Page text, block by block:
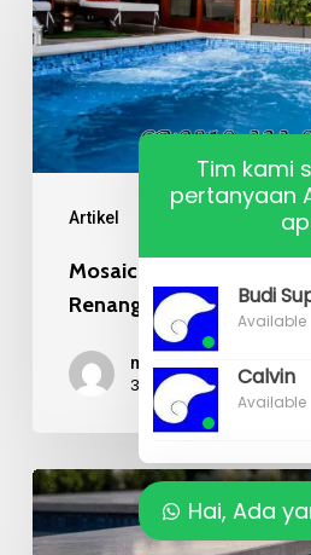
Artikel
Recycle
pada
Kolam
Renang
Mosaic Kaca Recycle
Renang Mewah
mr budi
31/07/2026
Kualitas
Material
Tim kami
pertanyaan
Budi
Available
Calvin
Available
Hai, Ada